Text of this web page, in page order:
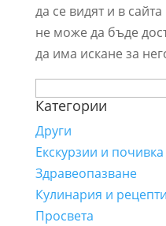
да се видят и в
не може да бъде
да има искане за
за:
Категории
Други
Екскурзии и почивка
Здравеопазване
Кулинария и рецепти
Просвета